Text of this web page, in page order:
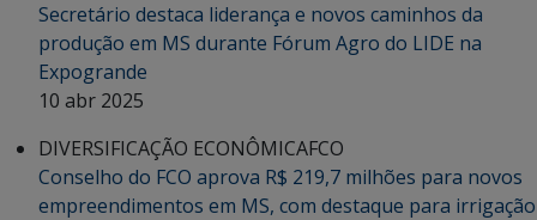
Secretário destaca liderança e novos caminhos da
produção em MS durante Fórum Agro do LIDE na
Expogrande
10 abr 2025
DIVERSIFICAÇÃO ECONÔMICAFCO
Conselho do FCO aprova R$ 219,7 milhões para novos
empreendimentos em MS, com destaque para irrigação